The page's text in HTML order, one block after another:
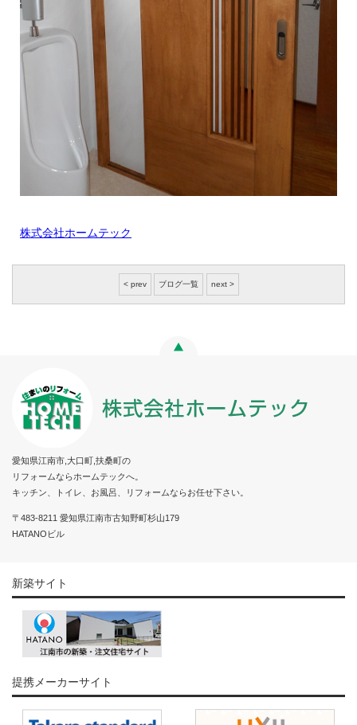
株式会社ホームテック
< prev ブログ一覧 next >
愛知県江南市,大口町,扶桑町の
リフォームならホームテックへ。
キッチン、トイレ、お風呂、リフォームならお任せ下さい。
〒483-8211 愛知県江南市古知野町杉山179
HATANOビル
新築サイト
提携メーカーサイト